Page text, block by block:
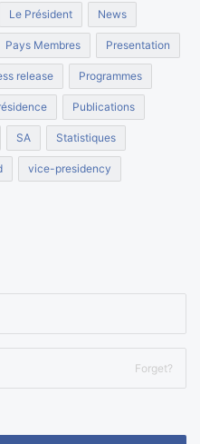
Le Président News
Pays Membres Presentation
release Programmes
Publications
SA Statistiques
vice-presidency
Forget?